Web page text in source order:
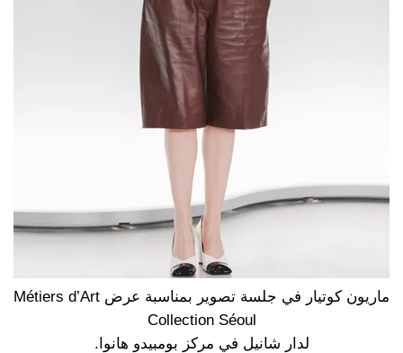
ماريون كوتيار في جلسة تصوير بمناسبة عرض Métiers d’Art
Collection Séoul
لدار شانيل في مركز بومبيدو هانوا.